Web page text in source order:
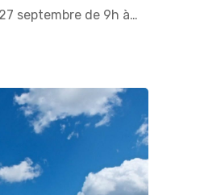
septembre de 9h à…